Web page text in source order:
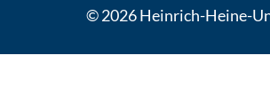
© 2026 Heinrich-Heine-